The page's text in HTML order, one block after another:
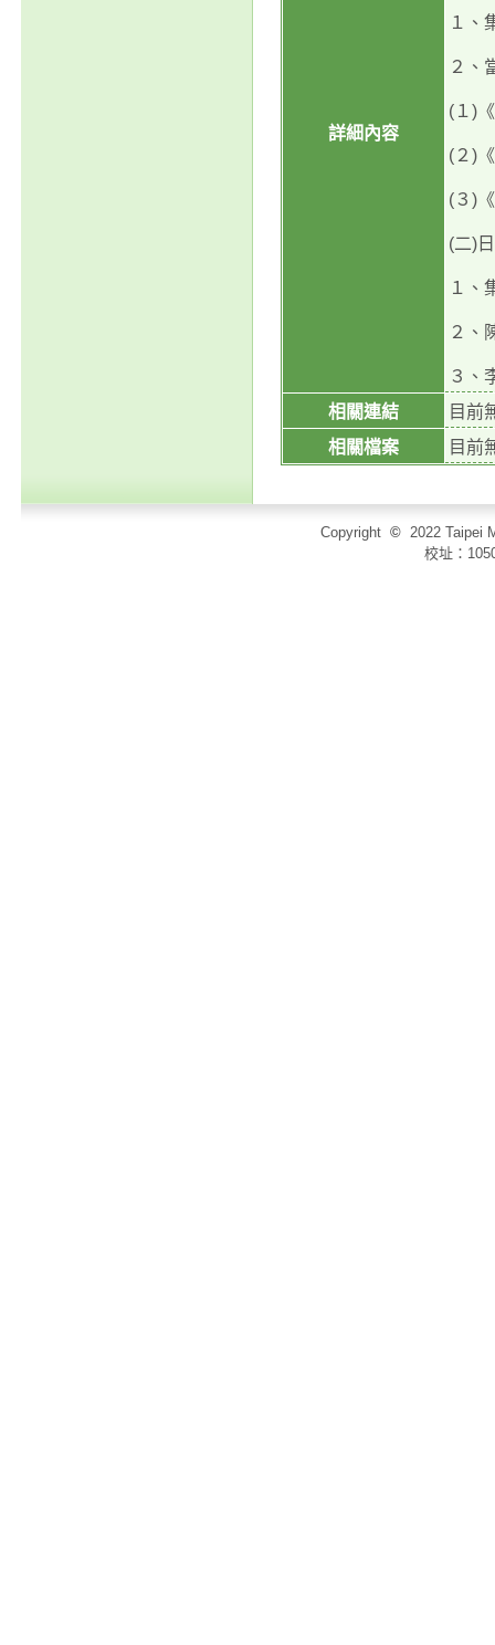
詳細內容
１、
２、
(１)
(２)
(３)
(二)
１、
２、
３、
相關連結
目前
相關檔案
目前
Copyright © 2022 Taipei
校址：